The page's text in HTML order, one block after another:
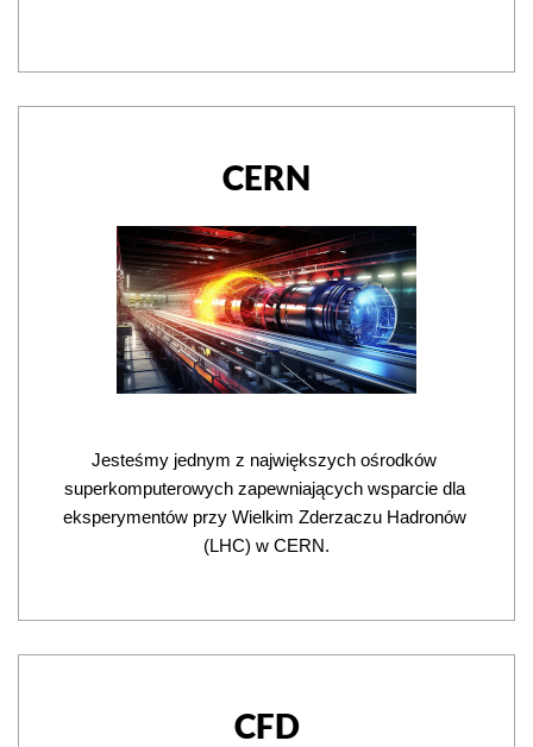
CERN
Jesteśmy jednym z największych ośrodków
superkomputerowych zapewniających wsparcie dla
eksperymentów przy Wielkim Zderzaczu Hadronów
(LHC) w CERN.
CFD